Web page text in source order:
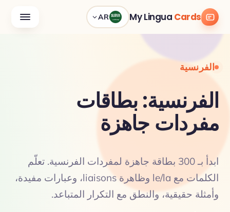
My Lingua Cards
AR
الفرنسية
الفرنسية: بطاقات
مفردات جاهزة
ابدأ بـ 300 بطاقة جاهزة لمفردات الفرنسية. تعلّم
الكلمات مع le/la وظاهرة liaisons، وعبارات مفيدة،
وأمثلة حقيقية، والنطق مع التكرار المتباعد.